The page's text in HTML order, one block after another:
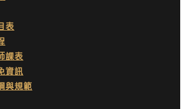
表
課表
資訊
與規範